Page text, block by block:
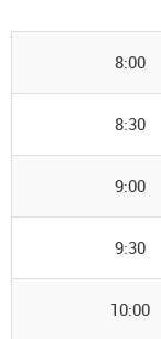
8:00
8:30
9:00
9:30
10:00